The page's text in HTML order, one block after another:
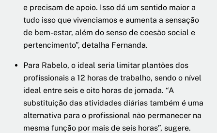
e precisam de apoio. Isso dá um sentido maior a
tudo isso que vivenciamos e aumenta a sensação
de bem-estar, além do senso de coesão social e
pertencimento”, detalha Fernanda.
Para Rabelo, o ideal seria limitar plantões dos
profissionais a 12 horas de trabalho, sendo o nível
ideal entre seis e oito horas de jornada. “A
substituição das atividades diárias também é uma
alternativa para o profissional não permanecer na
mesma função por mais de seis horas”, sugere.